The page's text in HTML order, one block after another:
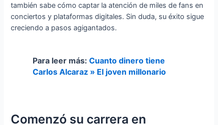
también sabe cómo captar la atención de miles de fans en
conciertos y plataformas digitales. Sin duda, su éxito sigue
creciendo a pasos agigantados.
Para leer más: Cuanto dinero tiene
Carlos Alcaraz » El joven millonario
Comenzó su carrera en